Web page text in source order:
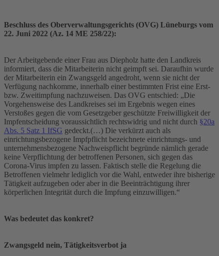
Beschluss des Oberverwaltungsgerichts (OVG) Lüneburgs vom
22. Juni 2022 (Az. 14 ME 258/22):
Der Arbeitgebende einer Frau aus Diepholz hatte den Landkreis
informiert, dass die Mitarbeiterin nicht geimpft sei. Daraufhin wurde
der Mitarbeiterin ein Zwangsgeld angedroht, wenn sie nicht der
Verfügung nachkomme, innerhalb einer bestimmten Frist eine Erst-
bzw. Zweitimpfung nachzuweisen. Das OVG entschied: „Die
Vorgehensweise des Landkreises sei im Ergebnis wegen eines
Verstoßes gegen die vom Gesetzgeber geschützte Freiwilligkeit der
Impfentscheidung voraussichtlich rechtswidrig und nicht durch §20a
Abs. 5 Satz 1 IfSG gedeckt.(…) Die verkürzt auch als
einrichtungsbezogene Impfpflicht bezeichnete einrichtungs- und
unternehmensbezogene Nachweispflicht begründe nämlich gerade
keine Verpflichtung der betroffenen Personen, sich gegen das
Corona-Virus impfen zu lassen. Faktisch stelle die Regelung die
Betroffenen vielmehr lediglich vor die Wahl, entweder ihre bisherige
Tätigkeit aufzugeben oder aber in die Beeinträchtigung ihrer
körperlichen Integrität durch die Impfung einzuwilligen.“
Was bedeutet das konkret?
Zwangsgeld nein, Tätigkeitsverbot ja